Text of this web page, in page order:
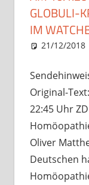
GLOBULI-
IM
21/12/2018
Original-
22:45 Uhr
Oliver
Deutschen